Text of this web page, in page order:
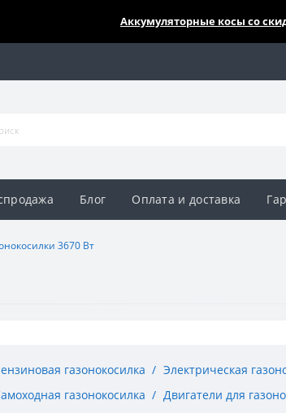
Аккумуляторные косы со
Блог Оплата и доставка
3670 Вт
газонокосилка Электрическая
газонокосилка
Двигатели для